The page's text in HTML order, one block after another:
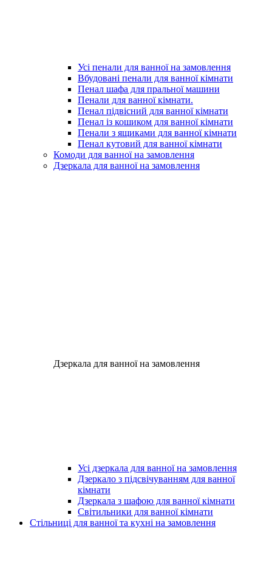
Усі пенали для ванної на замовлення
Вбудовані пенали для ванної кімнати
Пенал шафа для пральної машини
Пенали для ванної кімнати.
Пенал підвісний для ванної кімнати
Пенал із кошиком для ванної кімнати
Пенали з ящиками для ванної кімнати
Пенал кутовий для ванної кімнати
Комоди для ванної на замовлення
Дзеркала для ванної на замовлення
Дзеркала для ванної на замовлення
Усі дзеркала для ванної на замовлення
Дзеркало з підсвічуванням для ванної
кімнати
Дзеркала з шафою для ванної кімнати
Світильники для ванної кімнати
Стільниці для ванної та кухні на замовлення